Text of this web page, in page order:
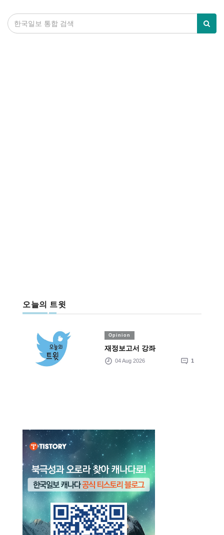
오늘의 트윗
Opinion
재정보고서 강좌
04 Aug 2026 1